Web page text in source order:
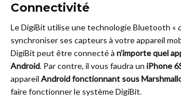
Connectivité
Le DigiBit utilise une technologie Bluetooth «
synchroniser ses capteurs à votre appareil
DigiBit peut être connecté à n’importe quel
Android. Par contre, il vous faudra un iPhone
appareil Android fonctionnant sous
faire fonctionner le système DigiBit.